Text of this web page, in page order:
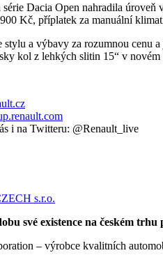
Dacia Open nahradila
Kč, příplatek za manuální
stylu a výbavy za rozumnou cenu
kol z lehkých slitin 15“ v
i na Twitteru: @Renault_live
své existence na českém trhu
– výrobce kvalitních